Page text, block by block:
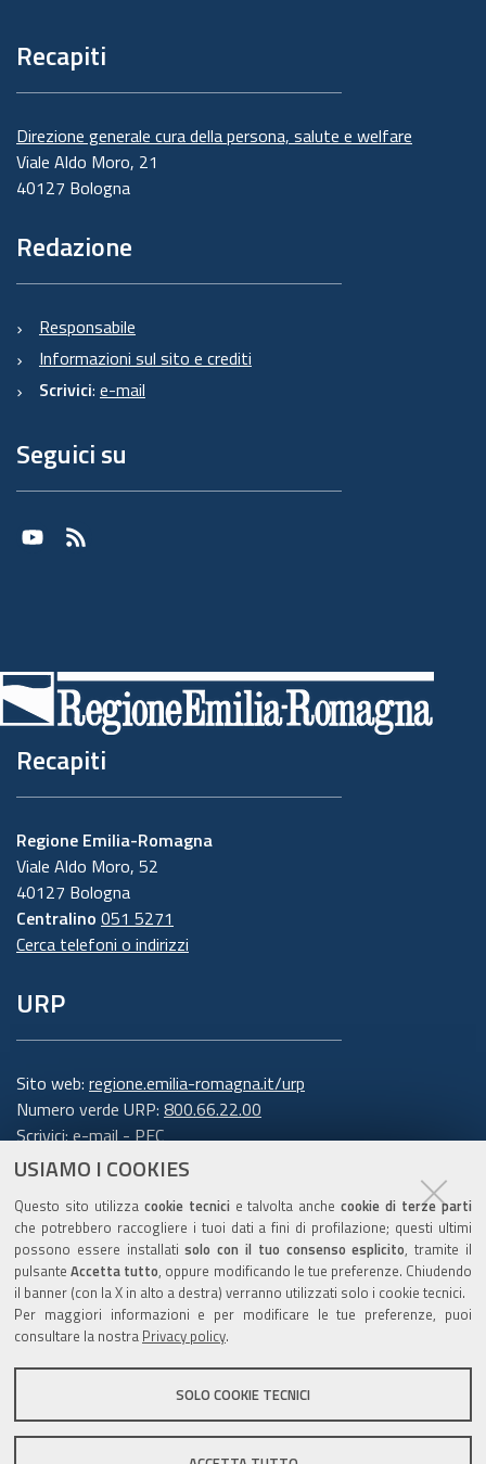
USIAMO I COOKIES
Questo sito utilizza cookie tecnici e talvolta anchecookie di terze parti
che potrebbero raccogliere i tuoi dati a fini di profilazione; questi ultimi
possono essere installatisolo con il tuo consenso esplicito, tramite il
pulsanteAccetta tutto, oppure modificando le tue preferenze. Chiudendo
il banner (con la X in alto a destra) verranno utilizzati solo i cookie tecnici.
Per maggiori informazioni e per modificare le tue preferenze, puoi
consultare la nostra Privacy policy.
SOLO COOKIE TECNICI
Recapiti
Direzione generale cura della persona, salute e welfare
Viale Aldo Moro, 21
40127 Bologna
Redazione
Responsabile
Informazioni sul sito e crediti
Scrivici: e-mail
Seguici su
Youtube
RSS
Recapiti
Regione Emilia-Romagna
Viale Aldo Moro, 52
40127 Bologna
Centralino 051 5271
Cerca telefoni o indirizzi
URP
Sito web: regione.emilia-romagna.it/urp
Numero verde URP: 800.66.22.00
Scrivici:e-mail-PEC
Trasparenza
Amministrazione trasparente
Note legali e copyright
Privacy e cookie
Gestisci i cookie
Dichiarazione di accessibilità